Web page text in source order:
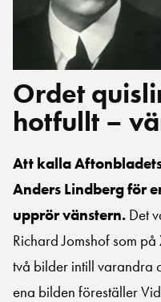
Ordet
hotfullt –
Att kalla
Anders Lindberg för
upprör vänstern. Det
Richard Jomshof som
två bilder intill varandra
ena bilden föreställer